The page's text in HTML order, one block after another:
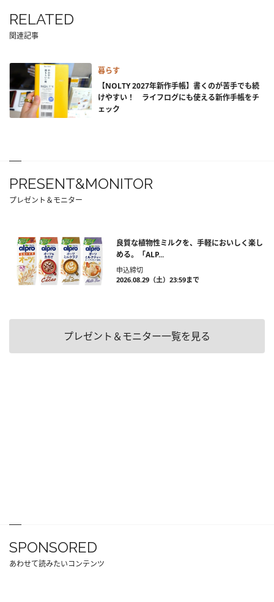
RELATED
関連記事
暮らす
【NOLTY 2027年新作手帳】書くのが苦手でも続
けやすい！ ライフログにも使える新作手帳をチ
ェック
PRESENT&MONITOR
プレゼント＆モニター
良質な植物性ミルクを、手軽においしく楽し
める。「ALP...
申込締切
2026.08.29（土）23:59まで
プレゼント＆モニター一覧を見る
SPONSORED
あわせて読みたいコンテンツ